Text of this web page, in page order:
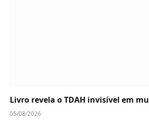
Livro revela o TDAH invisível em
05/08/2026